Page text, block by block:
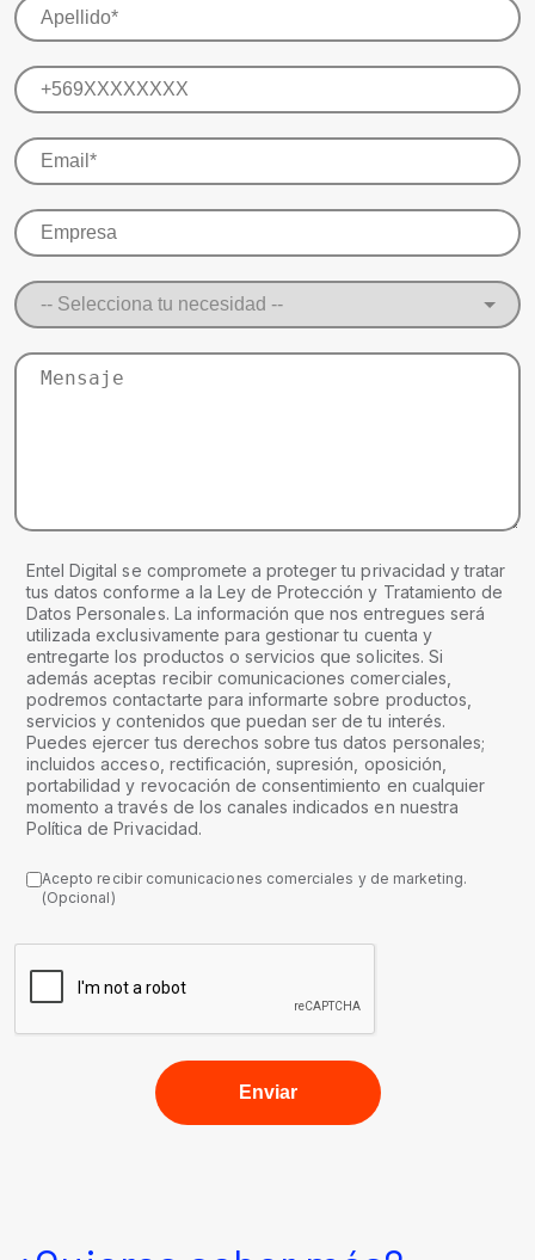
Entel Digital se compromete a proteger tu privacidad y tratar
tus datos conforme a la Ley de Protección y Tratamiento de
Datos Personales. La información que nos entregues será
utilizada exclusivamente para gestionar tu cuenta y
entregarte los productos o servicios que solicites. Si
además aceptas recibir comunicaciones comerciales,
podremos contactarte para informarte sobre productos,
servicios y contenidos que puedan ser de tu interés.
Puedes ejercer tus derechos sobre tus datos personales;
incluidos acceso, rectificación, supresión, oposición,
portabilidad y revocación de consentimiento en cualquier
momento a través de los canales indicados en nuestra
Política de Privacidad.
Acepto recibir comunicaciones comerciales y de marketing.
(Opcional)